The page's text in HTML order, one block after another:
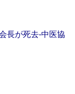
長が死去‐中医協